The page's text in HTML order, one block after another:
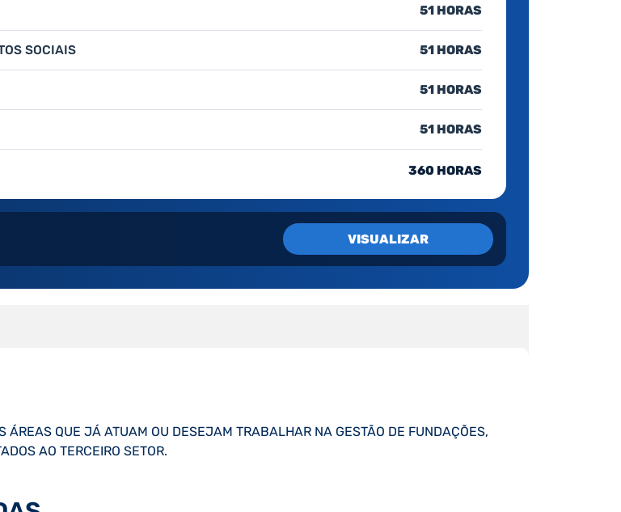
51 HORAS
SOCIAIS 51 HORAS
51 HORAS
51 HORAS
360 HORAS
VISUALIZAR
ÁREAS QUE JÁ ATUAM OU DESEJAM TRABALHAR NA GESTÃO DE FUNDAÇÕES,
AO TERCEIRO SETOR.